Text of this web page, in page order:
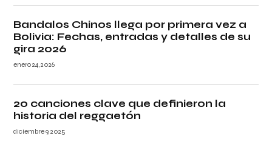
Bandalos Chinos llega por primera vez a
Bolivia: Fechas, entradas y detalles de su
gira 2026
enero 24, 2026
20 canciones clave que definieron la
historia del reggaetón
diciembre 9, 2025